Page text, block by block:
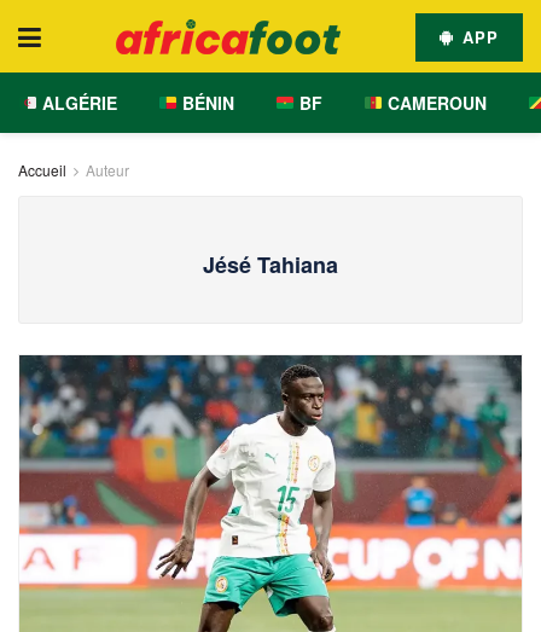
APP
ALGÉRIE BÉNIN BF CAMEROUN
Accueil Auteur
Jésé Tahiana